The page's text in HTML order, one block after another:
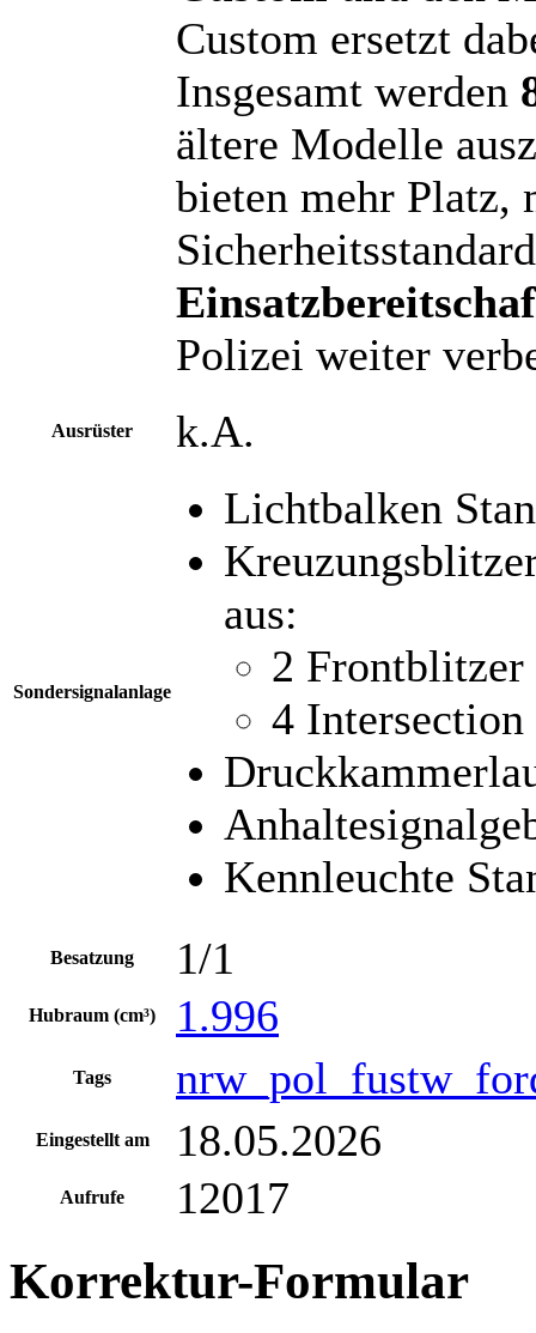
Custom ersetzt
Insgesamt werden
ältere Modelle
bieten mehr Platz,
Polizei weiter
Ausrüster k.A.
Sondersignalanlage
Lichtbalken
aus:
2 Frontblitzer
4
Kennleuchte
Besatzung 1/1
Hubraum (cm³) 1.996
Tags
Eingestellt am 18.05.2026
Aufrufe 12017
Korrektur-Formular